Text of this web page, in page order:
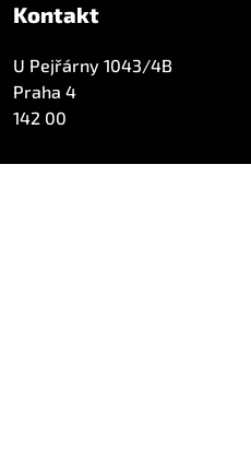
Kontakt
U Pejřárny 1043/4B
Praha 4
142 00